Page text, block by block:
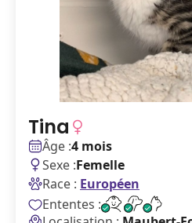
Tina
Âge :4 mois
Sexe :Femelle
Race : Européen
Ententes :